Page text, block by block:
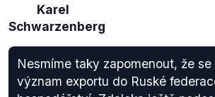
Karel
Schwarzenberg
Nesmíme taky zapomenout, že
význam exportu do Ruské